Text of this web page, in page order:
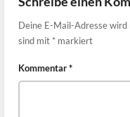
Deine E-Mail-Adresse
sind mit * markiert
Kommentar*